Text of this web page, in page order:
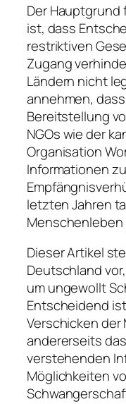
Der Hauptgrund
ist, dass
restriktiven
Zugang
Ländern nicht
annehmen,
Bereitstellung
NGOs wie der
Organisation
Informationen
letzten Jahren
Dieser Artikel
Deutschland
um ungewollt
Entscheidend
Verschicken
andererseits
verstehenden
Möglichkeiten